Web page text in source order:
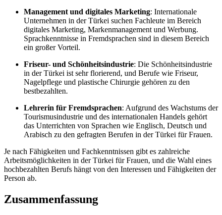
Management und digitales Marketing: Internationale
Unternehmen in der Türkei suchen Fachleute im Bereich
digitales Marketing, Markenmanagement und Werbung.
Sprachkenntnisse in Fremdsprachen sind in diesem Bereich
ein großer Vorteil.
Friseur- und Schönheitsindustrie: Die Schönheitsindustrie
in der Türkei ist sehr florierend, und Berufe wie Friseur,
Nagelpflege und plastische Chirurgie gehören zu den
bestbezahlten.
Lehrerin für Fremdsprachen: Aufgrund des Wachstums der
Tourismusindustrie und des internationalen Handels gehört
das Unterrichten von Sprachen wie Englisch, Deutsch und
Arabisch zu den gefragten Berufen in der Türkei für Frauen.
Je nach Fähigkeiten und Fachkenntnissen gibt es zahlreiche
Arbeitsmöglichkeiten in der Türkei für Frauen, und die Wahl eines
hochbezahlten Berufs hängt von den Interessen und Fähigkeiten der
Person ab.
Zusammenfassung